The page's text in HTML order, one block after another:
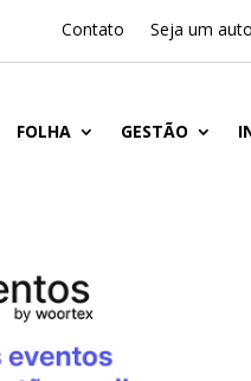
Contato Seja um
FOLHA GESTÃO